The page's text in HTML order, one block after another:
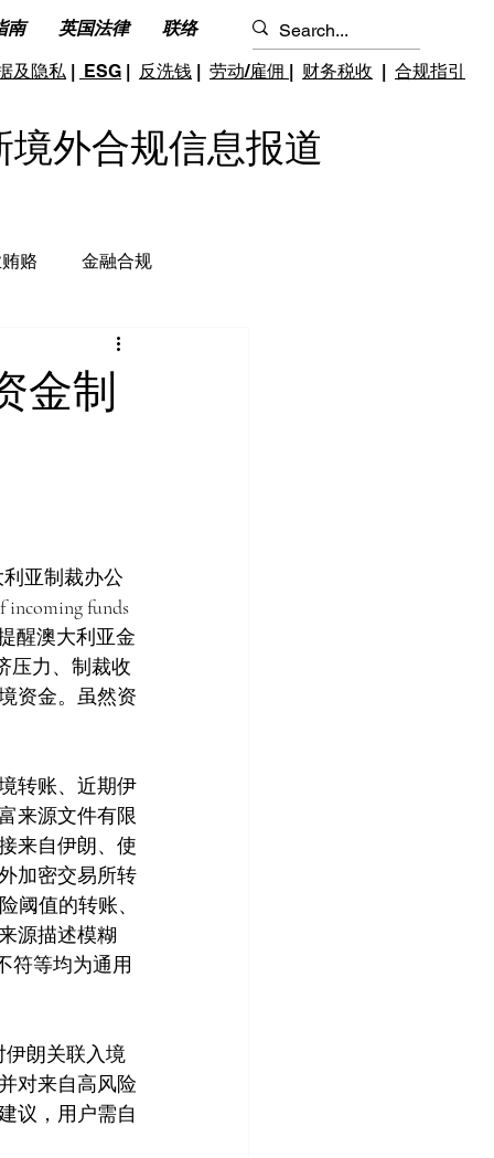
南 英国法律 联络
及隐私 | ESG | 反洗钱 | 劳动/雇佣 | 财务税收 | 合规指引
外合规信息报道
赂 金融合规
金制
利亚制裁办公
incoming funds
醒澳大利亚金
压力、制裁收
资金。虽然资
转账、近期伊
来源文件有限
来自伊朗、使
加密交易所转
阈值的转账、
源描述模糊
符等均为通用
伊朗关联入境
对来自高风险
议，用户需自